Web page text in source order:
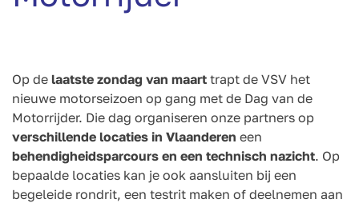
Op de laatste zondag van maart trapt de VSV het
nieuwe motorseizoen op gang met de Dag van de
Motorrijder. Die dag organiseren onze partners op
verschillende locaties in Vlaanderen een
behendigheidsparcours en een technisch nazicht. Op
bepaalde locaties kan je ook aansluiten bij een
begeleide rondrit, een testrit maken of deelnemen aan